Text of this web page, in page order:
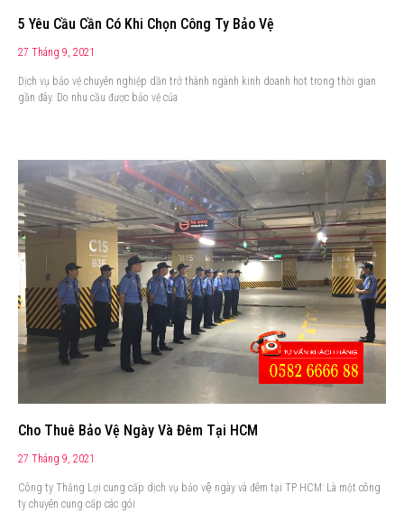
5 Yêu Cầu Cần Có Khi Chọn Công Ty Bảo Vệ
27 Tháng 9, 2021
Dịch vụ bảo vệ chuyên nghiệp dần trở thành ngành kinh doanh hot trong thời gian
gần đây. Do nhu cầu được bảo vệ của
Cho Thuê Bảo Vệ Ngày Và Đêm Tại HCM
27 Tháng 9, 2021
Công ty Thắng Lợi cung cấp dịch vụ bảo vệ ngày và đêm tại TP HCM: Là một công
ty chuyên cung cấp các gói